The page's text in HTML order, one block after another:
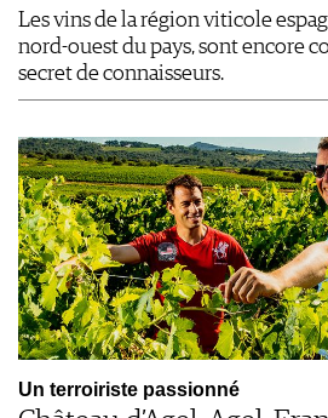
Les vins de la région viticole
nord-ouest du pays, sont encore
secret de connaisseurs.
Un terroiriste passionné